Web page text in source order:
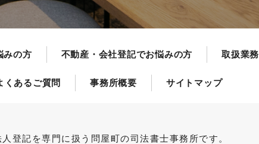
みの方 不動産・会社登記でお悩みの方 取扱業務
くあるご質問 事務所概要 サイトマップ
登記を専門に扱う問屋町の司法書士事務所です。